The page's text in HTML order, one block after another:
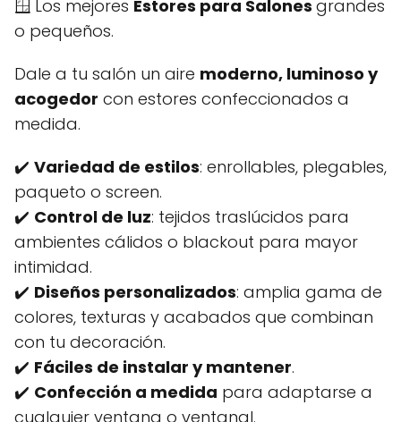
🪟 Los mejores Estores para Salones grandes
o pequeños.
Dale a tu salón un aire moderno, luminoso y
acogedor con estores confeccionados a
medida.
✔️ Variedad de estilos: enrollables, plegables,
paqueto o screen.
✔️ Control de luz: tejidos traslúcidos para
ambientes cálidos o blackout para mayor
intimidad.
✔️ Diseños personalizados: amplia gama de
colores, texturas y acabados que combinan
con tu decoración.
✔️ Fáciles de instalar y mantener.
✔️ Confección a medida para adaptarse a
cualquier ventana o ventanal.